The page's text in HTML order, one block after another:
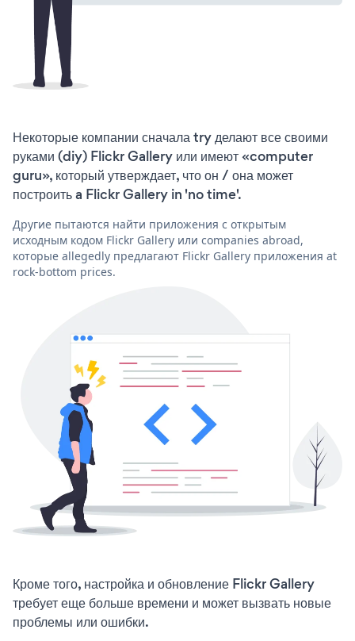
Некоторые компании сначала try делают все своими
руками (diy) Flickr Gallery или имеют «computer
guru», который утверждает, что он / она может
построить a Flickr Gallery in 'no time'.
Другие пытаются найти приложения с открытым
исходным кодом Flickr Gallery или companies abroad,
которые allegedly предлагают Flickr Gallery приложения at
rock-bottom prices.
Кроме того, настройка и обновление Flickr Gallery
требует еще больше времени и может вызвать новые
проблемы или ошибки.